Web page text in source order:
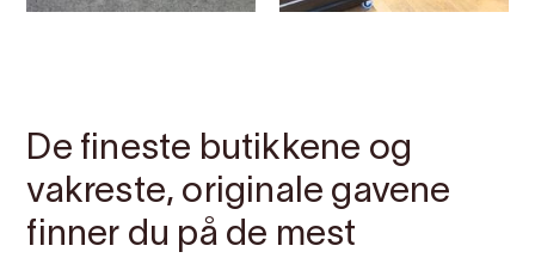
De fineste butikkene og
vakreste, originale gavene
finner du på de mest